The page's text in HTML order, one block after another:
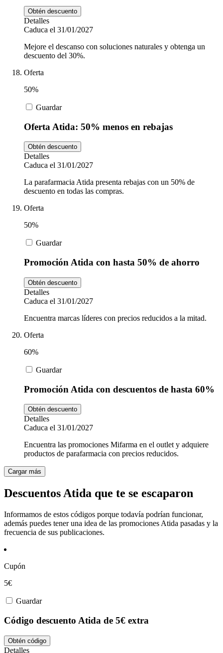
Obtén descuento
Detalles
Caduca el 31/01/2027
Mejore el descanso con soluciones naturales y obtenga un
descuento del 30%.
Oferta
50%
Guardar
Oferta Atida: 50% menos en rebajas
Obtén descuento
Detalles
Caduca el 31/01/2027
La parafarmacia Atida presenta rebajas con un 50% de
descuento en todas las compras.
Oferta
50%
Guardar
Promoción Atida con hasta 50% de ahorro
Obtén descuento
Detalles
Caduca el 31/01/2027
Encuentra marcas líderes con precios reducidos a la mitad.
Oferta
60%
Guardar
Promoción Atida con descuentos de hasta 60%
Obtén descuento
Detalles
Caduca el 31/01/2027
Encuentra las promociones Mifarma en el outlet y adquiere
productos de parafarmacia con precios reducidos.
Cargar más
Descuentos Atida que te se escaparon
Informamos de estos códigos porque todavía podrían funcionar,
además puedes tener una idea de las promociones Atida pasadas y la
frecuencia de sus publicaciones.
Cupón
5€
Guardar
Código descuento Atida de 5€ extra
Obtén código
Detalles